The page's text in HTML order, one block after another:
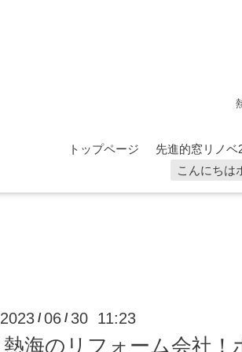
トップページ 先進的窓リノベ
こんにちは
2023 /06 / 30 11:23
熱海のリフォーム会社！